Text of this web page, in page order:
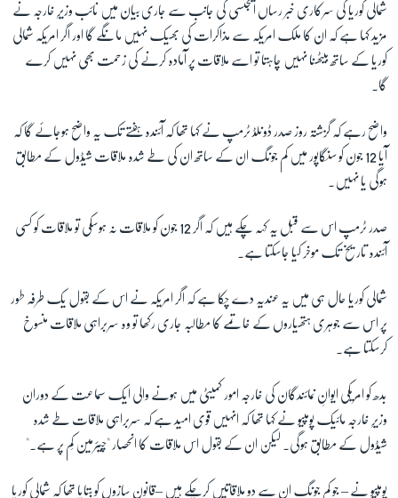
شمالی کوریا کی سرکاری خبر رساں ایجنسی کی جانب سے جاری بیان میں نائب وزیرِ خارجہ نے
مزید کہا ہے کہ ان کا ملک امریکہ سے مذاکرات کی بھیک نہیں مانگے گا اور اگر امریکہ شمالی
کوریا کے ساتھ بیٹھنا نہیں چاہتا تو اسے ملاقات پر آمادہ کرنے کی زحمت بھی نہیں کرے
گا۔
واضح رہے کہ گزشتہ روز صدر ڈونلڈ ٹرمپ نے کہا تھا کہ آئندہ ہفتے تک یہ واضح ہوجائے گا کہ
آیا 12 جون کو سنگاپور میں کم جونگ ان کے ساتھ ان کی طے شدہ ملاقات شیڈول کے مطابق
ہوگی یا نہیں۔
صدر ٹرمپ اس سے قبل یہ کہہ چکے ہیں کہ اگر 12 جون کو ملاقات نہ ہوسکی تو ملاقات کو کسی
آئندہ تاریخ تک موخر کیا جاسکتا ہے۔
شمالی کوریا حال ہی میں یہ عندیہ دے چکا ہے کہ اگر امریکہ نے اس کے بقول یک طرفہ طور
پر اس سے جوہری ہتھیاروں کے خاتمے کا مطالبہ جاری رکھا تو وہ سربراہی ملاقات منسوخ
کرسکتا ہے۔
بدھ کو امریکی ایوانِ نمائندگان کی خارجہ امور کمیٹی میں ہونے والی ایک سماعت کے دوران
وزیرِ خارجہ مائیک پومپیو نے کہا تھا کہ انہیں قوی امید ہے کہ سربراہی ملاقات طے شدہ
شیڈول کے مطابق ہوگی۔ لیکن ان کے بقول اس ملاقات کا انحصار "چیئرمین کِم پر ہے۔"
پومپیو نے – جو کم جونگ ان سے دو ملاقاتیں کرچکے ہیں –قانون سازوں کو بتایا تھا کہ شمالی کوریا